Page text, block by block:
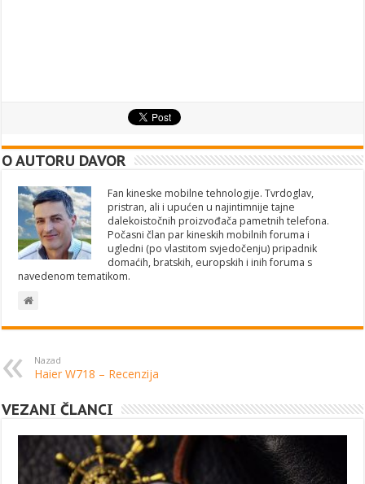
O AUTORU DAVOR
Fan kineske mobilne tehnologije. Tvrdoglav,
pristran, ali i upućen u najintimnije tajne
dalekoistočnih proizvođača pametnih telefona.
Počasni član par kineskih mobilnih foruma i
ugledni (po vlastitom svjedočenju) pripadnik
domaćih, bratskih, europskih i inih foruma s
navedenom tematikom.
Nazad
Haier W718 – Recenzija
VEZANI ČLANCI